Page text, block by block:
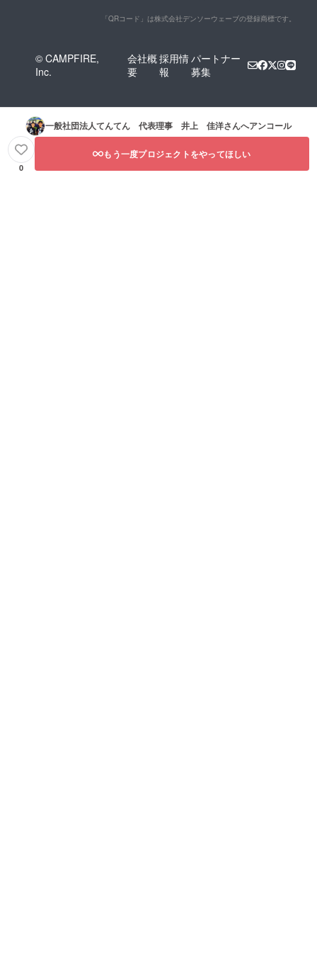
「QRコード」は株式会社デンソーウェーブの登録商標です。
© CAMPFIRE,
Inc.
会社概
要
採用情
報
パートナー
募集
一般社団法人てんてん 代表理事 井上 佳洋さんへアンコール
0
もう一度プロジェクトをやってほしい